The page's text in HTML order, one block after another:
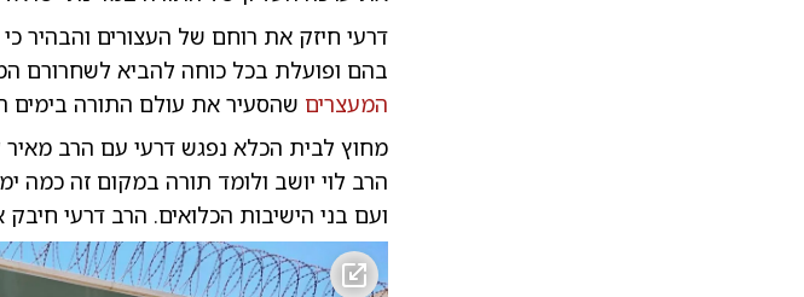
דרעי חיזק את רוחם של העצורים והבהיר
בהם ופועלת בכל כוחה להביא לשחרורם
המעצרים שהסעיר את עולם התורה בימים
מחוץ לבית הכלא נפגש דרעי עם הרב מאיר
הרב לוי יושב ולומד תורה במקום זה כמה
ועם בני הישיבות הכלואים. הרב דרעי חיבק